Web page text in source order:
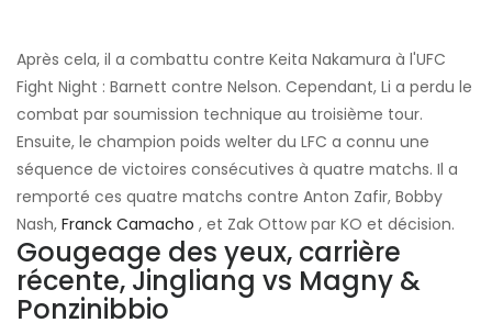
Après cela, il a combattu contre Keita Nakamura à l'UFC
Fight Night : Barnett contre Nelson. Cependant, Li a perdu le
combat par soumission technique au troisième tour.
Ensuite, le champion poids welter du LFC a connu une
séquence de victoires consécutives à quatre matchs. Il a
remporté ces quatre matchs contre Anton Zafir, Bobby
Nash, Franck Camacho , et Zak Ottow par KO et décision.
Gougeage des yeux, carrière
récente, Jingliang vs Magny &
Ponzinibbio